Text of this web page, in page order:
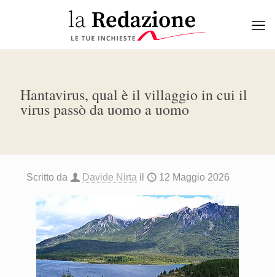
Hantavirus, qual è il villaggio in cui il
virus passò da uomo a uomo
Scritto da Davide Nirta il 12 Maggio 2026